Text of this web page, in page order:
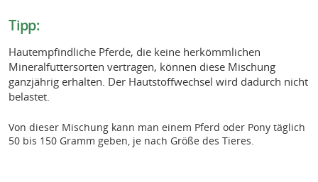
Tipp:
Hautempfindliche Pferde, die keine herkömmlichen
Mineralfuttersorten vertragen, können diese Mischung
ganzjährig erhalten. Der Hautstoffwechsel wird dadurch nicht
belastet.
Von dieser Mischung kann man einem Pferd oder Pony täglich
50 bis 150 Gramm geben, je nach Größe des Tieres.